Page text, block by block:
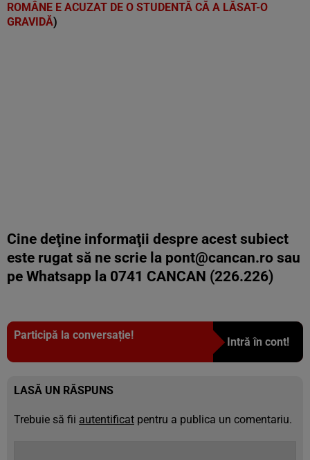
ROMÂNE E ACUZAT DE O STUDENTĂ CĂ A LĂSAT-O
GRAVIDĂ)
Cine deţine informaţii despre acest subiect
este rugat să ne scrie la pont@cancan.ro sau
pe Whatsapp la 0741 CANCAN (226.226)
Participă la conversație!
Intră în cont!
LASĂ UN RĂSPUNS
Trebuie să fii autentificat pentru a publica un comentariu.